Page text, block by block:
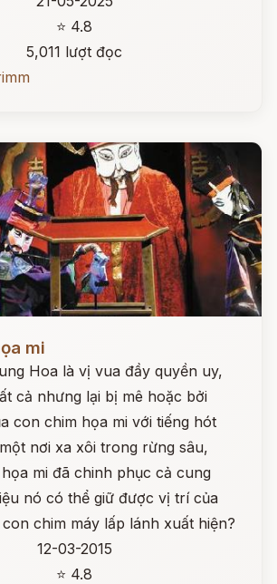
⭐ 4.8
5,011 lượt đọc
mi
Hoa là vị vua đầy quyền uy,
cả nhưng lại bị mê hoặc bởi
con chim họa mi với tiếng hót
nơi xa xôi trong rừng sâu,
mi đã chinh phục cả cung
nó có thể giữ được vị trí của
chim máy lấp lánh xuất hiện?
12-03-2015
⭐ 4.8